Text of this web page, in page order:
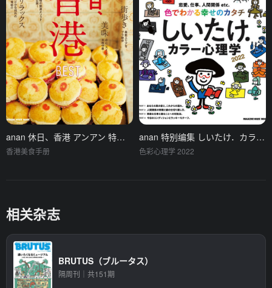
anan 休日、香港 アンアン 特别编集
香港美食手册
anan 特别编集 しいたけ．カラー心理学 2022
色彩心理学 2022
相关杂志
BRUTUS（ブルータス）
隔周刊｜共151期